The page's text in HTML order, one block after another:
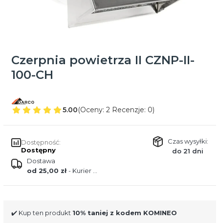
Czerpnia powietrza II CZNP-II-
100-CH
5.00(Oceny: 2 Recenzje: 0)
Dostępność:
Dostępny
Czas wysyłki:
do 21 dni
Dostawa
od 25,00 zł- Kurier DPD
✔️ Kup ten produkt 10% taniej z kodem KOMINEO